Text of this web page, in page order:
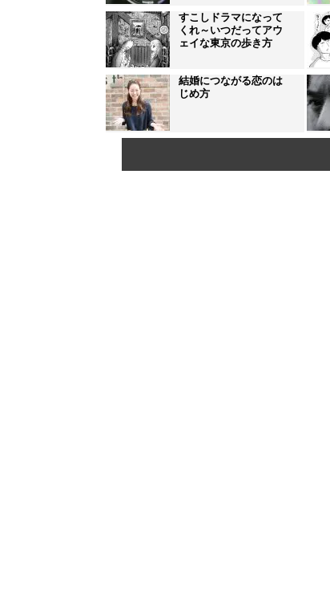
すこしドラマになって
くれ～いつだってアウ
ェイな東京の歩き方
結婚につながる恋のは
じめ方